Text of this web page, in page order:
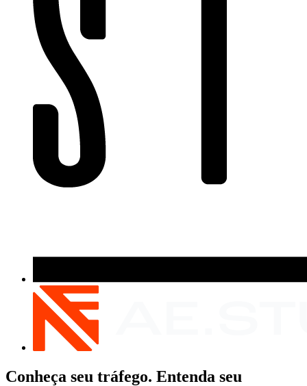
Conheça seu tráfego. Entenda seu